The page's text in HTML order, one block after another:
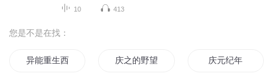
10 413
您是不是在找：
异能重生西门庆 庆之的野望 庆元纪年